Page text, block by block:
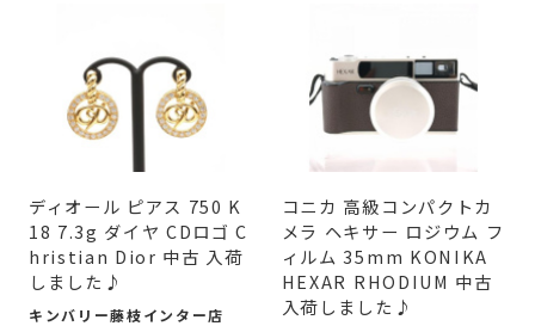
ディオール ピアス 750 K
18 7.3g ダイヤ CDロゴ C
hristian Dior 中古 入荷
しました♪
キンバリー藤枝インター店
コニカ 高級コンパクトカ
メラ ヘキサー ロジウム フ
ィルム 35mm KONIKA
HEXAR RHODIUM 中古
入荷しました♪